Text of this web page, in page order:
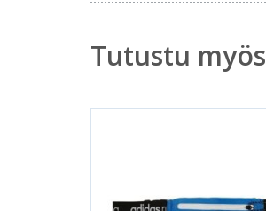
Tutustu myös